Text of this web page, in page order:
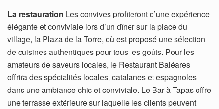
La restauration Les convives profiteront d’une expérience
élégante et conviviale lors d’un dîner sur la place du
village, la Plaza de la Torre, où est proposé une sélection
de cuisines authentiques pour tous les goûts. Pour les
amateurs de saveurs locales, le Restaurant Baléares
offrira des spécialités locales, catalanes et espagnoles
dans une ambiance chic et conviviale. Le Bar à Tapas offre
une terrasse extérieure sur laquelle les clients peuvent